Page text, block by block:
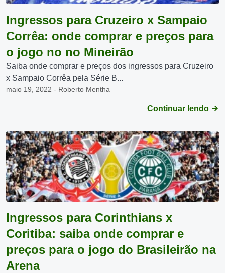
Ingressos para Cruzeiro x Sampaio
Corrêa: onde comprar e preços para
o jogo no no Mineirão
Saiba onde comprar e preços dos ingressos para Cruzeiro
x Sampaio Corrêa pela Série B...
maio 19, 2022 - Roberto Mentha
Continuar lendo
Ingressos para Corinthians x
Coritiba: saiba onde comprar e
preços para o jogo do Brasileirão na
Arena